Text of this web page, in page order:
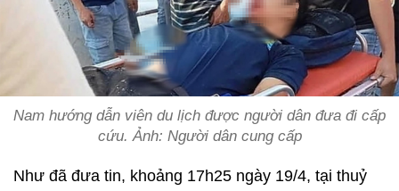
Nam hướng dẫn viên du lịch được người dân đưa đi cấp
cứu. Ảnh: Người dân cung cấp
Như đã đưa tin, khoảng 17h25 ngày 19/4, tại thuỷ